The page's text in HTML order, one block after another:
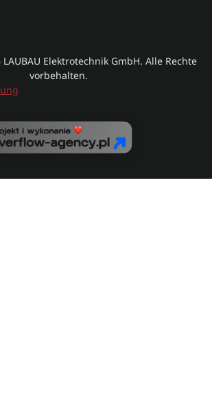
LAUBAU Elektrotechnik GmbH. ​ Alle Rechte
vorbehalten.